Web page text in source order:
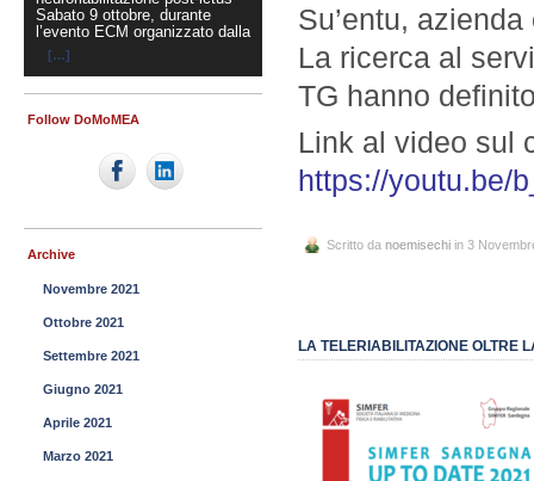
Su’entu,
La ricerca al
TG hanno
Link al video sul
https://youtu.be/
Scritto da noemisechi in 3
LA TELERIABILITAZIONE OLTRE
[…]
Follow DoMoMEA
Archive
Novembre 2021
Ottobre 2021
Settembre 2021
Giugno 2021
Aprile 2021
Marzo 2021